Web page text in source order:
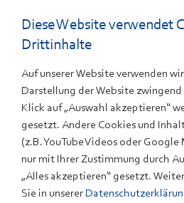
reichen Kathoden Materialen
2015 bis 2018: Senior Scientist
Horsham, England. Fokus:
funktionaler Schichten für SOC
2012 bis 2014: Post-Doc am
Fokus: Entwicklung von
Elektrolyt für All-Solid-State
2010 bis 2012: Post Doc am
Diese Website verwendet
Drittinhalte
Auf unserer Website verwenden
Darstellung der Website
Klick auf „Auswahl akzeptieren“
gesetzt. Andere Cookies und
(z.B. YouTube Videos oder
nur mit Ihrer Zustimmung durch
„Alles akzeptieren“ gesetzt.
Sie in unserer